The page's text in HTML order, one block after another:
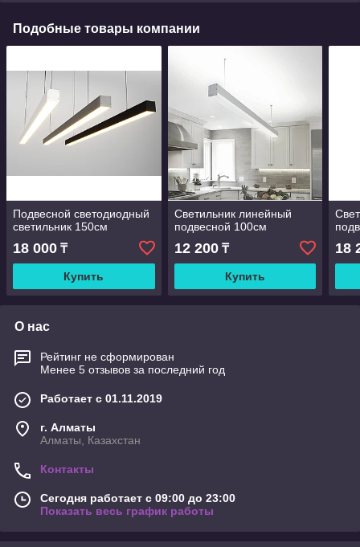
Подобные товары компании
Подвесной светодиодный
светильник 150см
18 000 ₸
Купить
Светильник линейный
подвесной 100см
12 200₸
Купить
18
О нас
Рейтинг не сформирован
Менее 5 отзывов за последний год
Работает с 01.11.2019
г. Алматы
Алматы, Казахстан
Контакты
Сегодня работает с 09:00 до 23:00
Показать весь график работы